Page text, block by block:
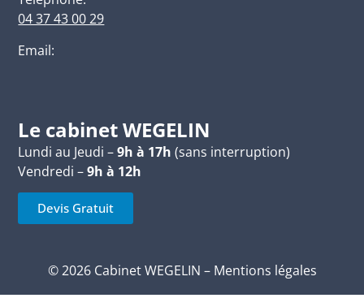
04 37 43 00 29
Email:
Le cabinet WEGELIN
Lundi au Jeudi –9h à 17h (sans interruption)
Vendredi –9h à 12h
Devis Gratuit
© 2026 Cabinet WEGELIN – Mentions légales